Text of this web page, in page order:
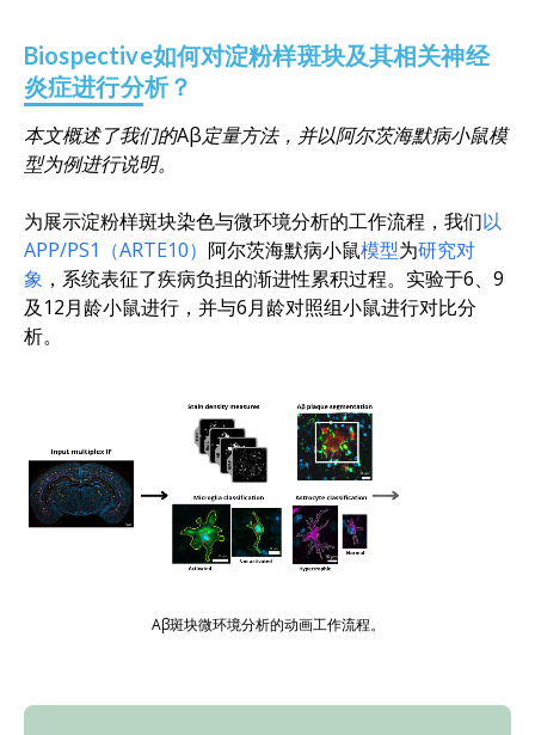
Biospective如何对淀粉样斑块及其相关神经
炎症进行分析？
本文概述了我们的Aβ定量方法，并以阿尔茨海默病小鼠模
型为例进行说明。
为展示淀粉样斑块染色与微环境分析的工作流程，我们以
APP/PS1（ARTE10） 阿尔茨海默病小鼠模型为研究对
象 ，系统表征了疾病负担的渐进性累积过程。实验于6、9
及12月龄小鼠进行，并与6月龄对照组小鼠进行对比分
析。
Aβ斑块微环境分析的动画工作流程。